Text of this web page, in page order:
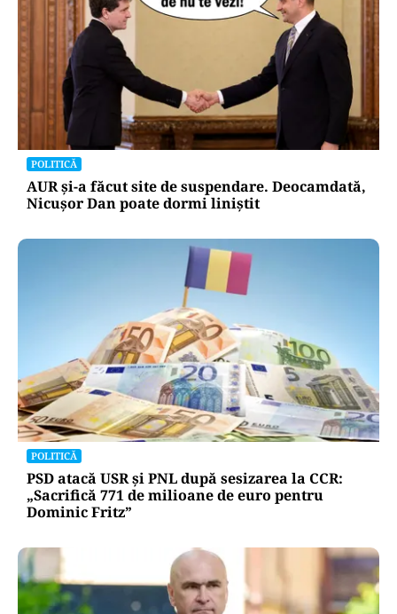
POLITICĂ
Cum a ajuns Guvernul Bolojan să piardă 11
hotărâri în instanță
POLITICĂ
AUR și-a făcut site de suspendare. Deocamdată,
Nicușor Dan poate dormi liniștit